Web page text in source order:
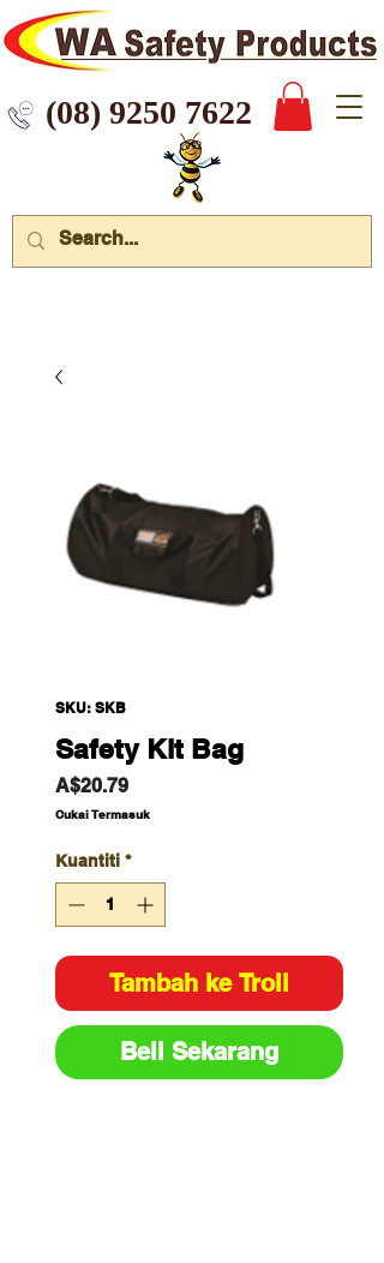
7622
SKU: SKB
Safety Kit Bag
A$20.79Harga
Cukai Termasuk
Kuantiti *
Tambah ke Troli
Beli Sekarang